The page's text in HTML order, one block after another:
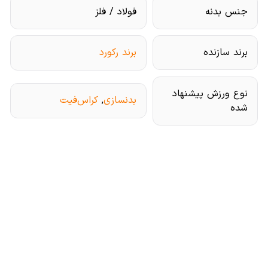
جنس بدنه فولاد / فلز
برند سازنده برند رکورد
نوع ورزش پیشنهاد
شده
بدنسازی, کراس‌فیت